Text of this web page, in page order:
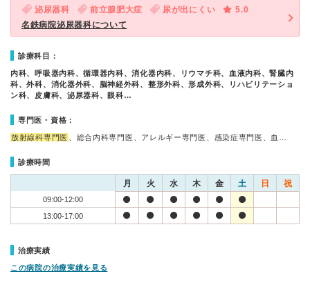
泌尿器科 前立腺肥大症 尿が出にくい
5.0
名鉄病院泌尿器科について
診療科目：
内科、呼吸器内科、循環器内科、消化器内科、リウマチ科、血液内科、腎臓内
科、外科、消化器外科、脳神経外科、整形外科、形成外科、リハビリテーショ
ン科、皮膚科、泌尿器科、眼科…
専門医・資格：
放射線科専門医 、総合内科専門医、アレルギー専門医、感染症専門医、血…
診療時間
月 火 水 木 金 土 日 祝
09:00-12:00
13:00-17:00
治療実績
この病院の治療実績を見る